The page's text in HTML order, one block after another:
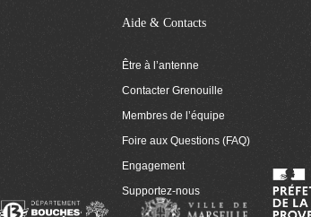
Aide & Contacts
Être à l’antenne
Contacter Grenouille
Membres de l’équipe
Foire aux Questions (FAQ)
Engagement
Supportez-nous